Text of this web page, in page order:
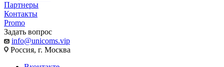
Партнеры
Контакты
Promo
Задать вопрос
info@unicoms.vip
Россия, г. Москва